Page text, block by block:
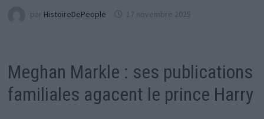
par HistoireDePeople 17 novembre 2025
Meghan Markle : ses publications
familiales agacent le prince Harry